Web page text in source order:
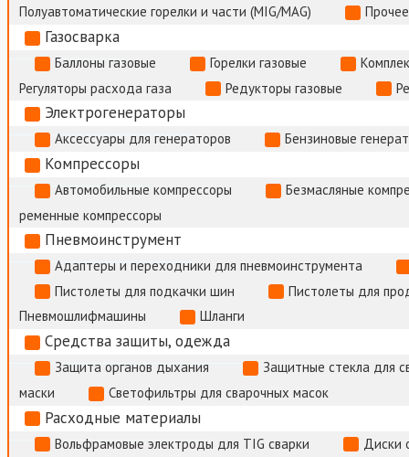
Полуавтоматические горелки и части (MIG/MAG)
Газосварка
Баллоны газовые Горелки газовые
Регуляторы расхода газа
Редукторы газовые
Электрогенераторы
Аксессуары для генераторов Бензиновые
Компрессоры
Автомобильные компрессоры
Безмасляные
ременные компрессоры
Пневмоинструмент
Адаптеры и переходники для пневмоинструмента
Пистолеты для подкачки шин
Пистолеты для
Пневмошлифмашины
Шланги
Средства защиты, одежда
Защита органов дыхания
Защитные стекла для
маски
Светофильтры для сварочных масок
Расходные материалы
Вольфрамовые электроды для TIG сварки
Диски